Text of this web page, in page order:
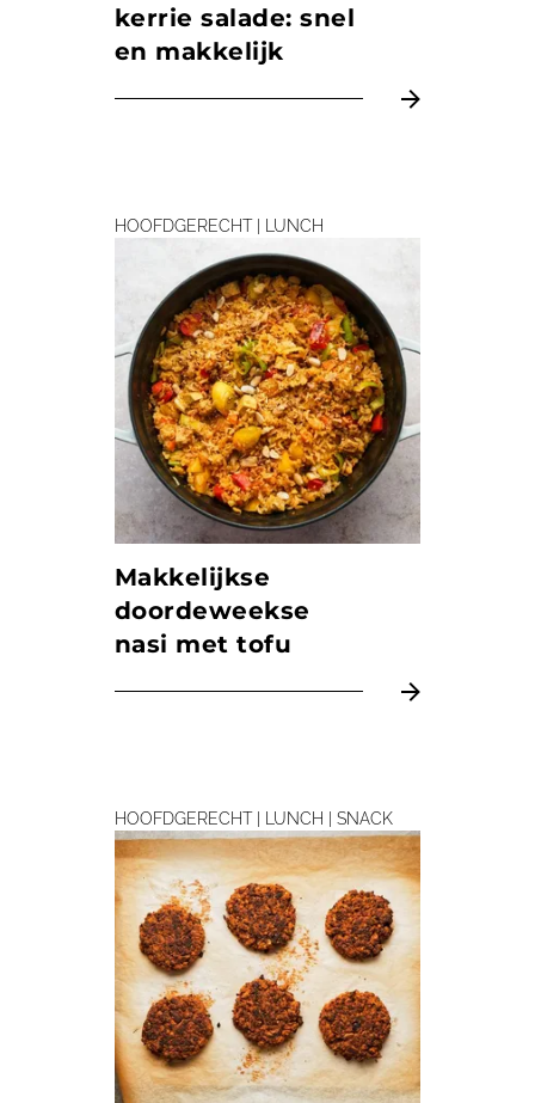
kerrie salade: snel
en makkelijk
HOOFDGERECHT | LUNCH
Makkelijkse
doordeweekse
nasi met tofu
HOOFDGERECHT | LUNCH | SNACK